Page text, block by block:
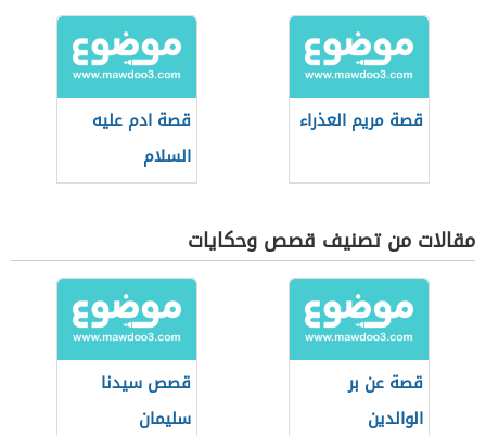
قصة مريم العذراء
قصة ادم عليه
السلام
مقالات من تصنيف قصص وحكايات
قصة عن بر
الوالدين
قصص سيدنا
سليمان